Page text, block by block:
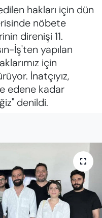
hakları için dün
nöbete
direnişi 11.
İş'ten yapılan
için
İnatçıyız,
edene kadar
denildi.